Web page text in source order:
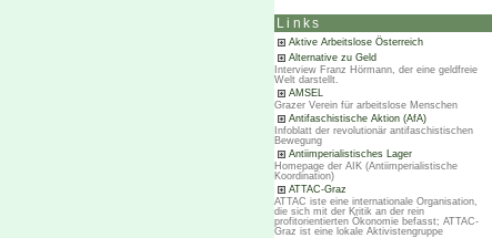
Links
Aktive Arbeitslose Österreich
Alternative zu Geld
Interview Franz Hörmann, der eine geldfreie
Welt darstellt.
AMSEL
Grazer Verein für arbeitslose Menschen
Antifaschistische Aktion (AfA)
Infoblatt der revolutionär antifaschistischen
Bewegung
Antiimperialistisches Lager
Homepage der AIK (Antiimperialistische
Koordination)
ATTAC-Graz
ATTAC iste eine internationale Organisation,
die sich mit der Kritik an der rein
profitorientierten Ökonomie befasst; ATTAC-
Graz ist eine lokale Aktivistengruppe